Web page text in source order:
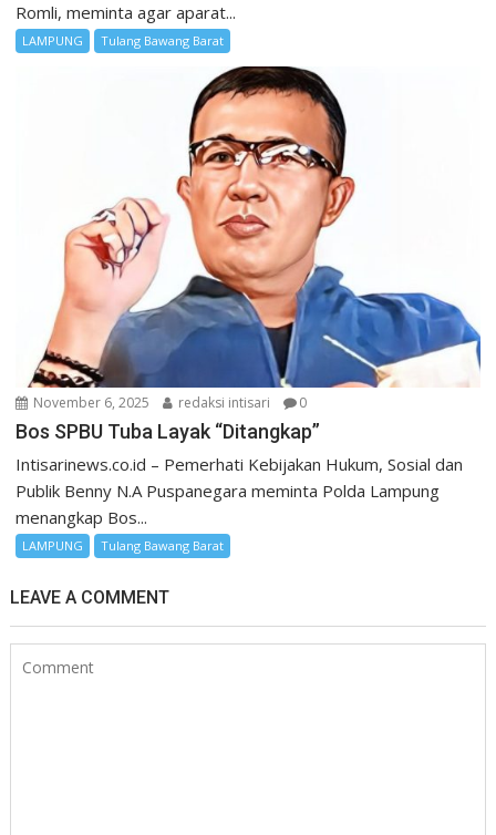
Romli, meminta agar aparat...
LAMPUNG Tulang Bawang Barat
November 6, 2025 redaksi intisari 0
Bos SPBU Tuba Layak “Ditangkap”
Intisarinews.co.id – Pemerhati Kebijakan Hukum, Sosial dan
Publik Benny N.A Puspanegara meminta Polda Lampung
menangkap Bos...
LAMPUNG Tulang Bawang Barat
LEAVE A COMMENT